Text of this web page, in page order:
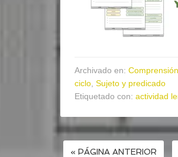
Archivado en:
ciclo Sujeto y predicado
Etiquetado con: actividad
« PÁGINA ANTERIOR